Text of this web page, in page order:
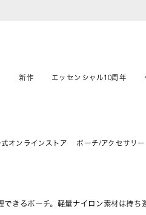
新作 エッセンシャル10周年
オンラインストア ポーチ/アクセサリー
できるポーチ。軽量ナイロン素材は持